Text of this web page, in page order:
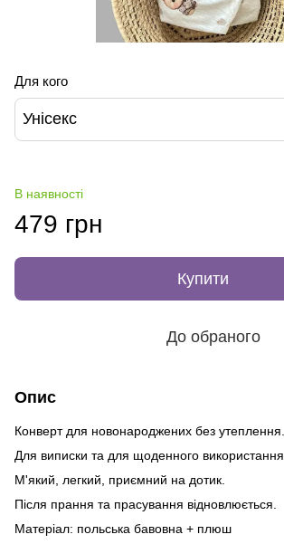
Для кого
Унісекс
В наявності
479 грн
Купити
До обраного
Опис
Конверт для новонароджених без утеплення.
Для виписки та для щоденного використання.
М'який, легкий, приємний на дотик.
Після прання та прасування відновлюється.
Матеріал: польська бавовна + плюш